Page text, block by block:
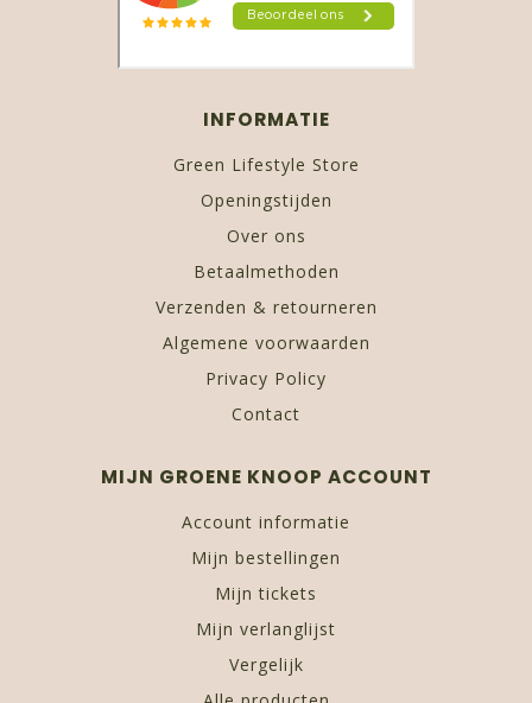
INFORMATIE
Green Lifestyle Store
Openingstijden
Over ons
Betaalmethoden
Verzenden & retourneren
Algemene voorwaarden
Privacy Policy
Contact
MIJN GROENE KNOOP ACCOUNT
Account informatie
Mijn bestellingen
Mijn tickets
Mijn verlanglijst
Vergelijk